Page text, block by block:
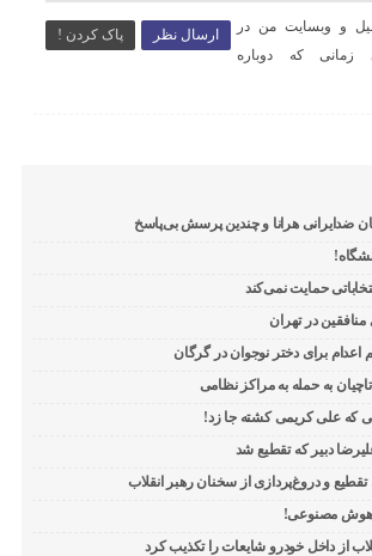
ارسال نظر پاک کردن !
و وبسایت من در
زمانی که دوباره
ضدایرانی هرانا و چندین پرسش بی‌پاسخ
حمایت نمی‌کند
منافقین در تهران
برای دختر نوجوان در گرگان
به حمله به مراکز نظامی
که علی کریمی کشته جا زد!
دبیر که تقطیع شد
و دروغ‌پردازی از سخنان رهبر انقلاب
هوش مصنوعی!
از داخل خودرو شایعات را تکذیب کرد